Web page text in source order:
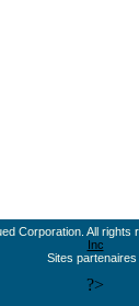
Corporation. All rights
Inc
Sites partenaires
?>